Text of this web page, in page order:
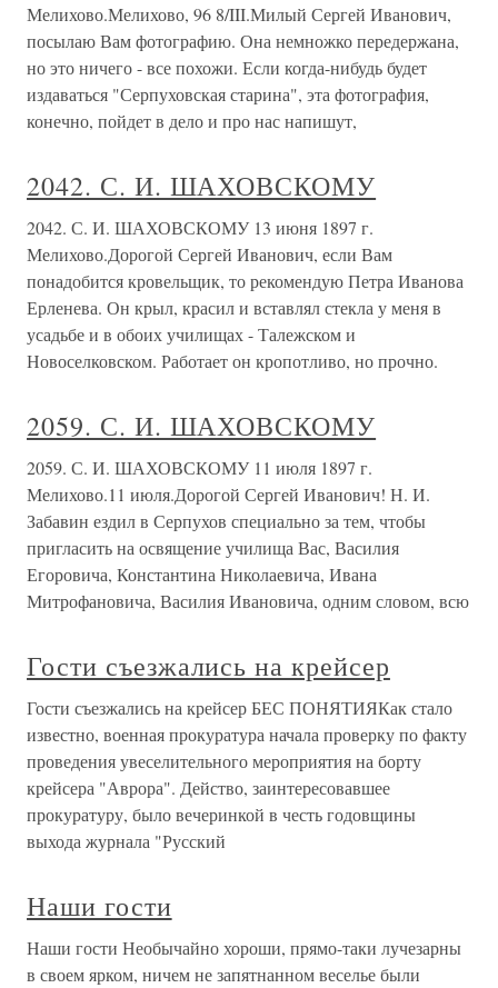
Мелихово.Мелихово, 96 8/III.Милый Сергей Иванович,
посылаю Вам фотографию. Она немножко передержана,
но это ничего - все похожи. Если когда-нибудь будет
издаваться "Серпуховская старина", эта фотография,
конечно, пойдет в дело и про нас напишут,
2042. С. И. ШАХОВСКОМУ
2042. С. И. ШАХОВСКОМУ 13 июня 1897 г.
Мелихово.Дорогой Сергей Иванович, если Вам
понадобится кровельщик, то рекомендую Петра Иванова
Ерленева. Он крыл, красил и вставлял стекла у меня в
усадьбе и в обоих училищах - Талежском и
Новоселковском. Работает он кропотливо, но прочно.
2059. С. И. ШАХОВСКОМУ
2059. С. И. ШАХОВСКОМУ 11 июля 1897 г.
Мелихово.11 июля.Дорогой Сергей Иванович! Н. И.
Забавин ездил в Серпухов специально за тем, чтобы
пригласить на освящение училища Вас, Василия
Егоровича, Константина Николаевича, Ивана
Митрофановича, Василия Ивановича, одним словом, всю
Гости съезжались на крейсер
Гости съезжались на крейсер БЕС ПОНЯТИЯКак стало
известно, военная прокуратура начала проверку по факту
проведения увеселительного мероприятия на борту
крейсера "Аврора". Действо, заинтересовавшее
прокуратуру, было вечеринкой в честь годовщины
выхода журнала "Русский
Наши гости
Наши гости Необычайно хороши, прямо-таки лучезарны
в своем ярком, ничем не запятнанном веселье были